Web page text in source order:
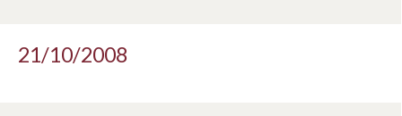
21/10/2008